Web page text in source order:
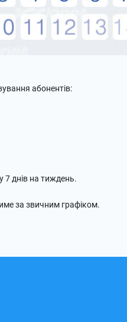
абонентів:
7 днів на тиждень.
за звичним графіком.